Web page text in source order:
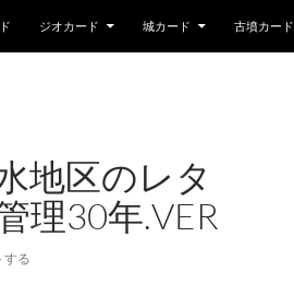
ジオカード 城カード 古墳カード
地区のレタ
理30年.VER
する